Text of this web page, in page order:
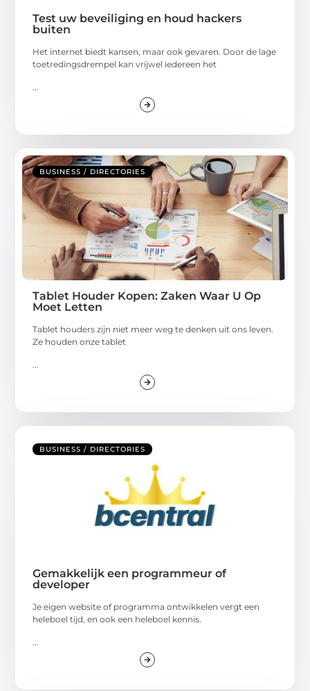
Test uw beveiliging en houd hackers
buiten
Het internet biedt kansen, maar ook gevaren. Door de lage
toetredingsdrempel kan vrijwel iedereen het
BUSINESS / DIRECTORIES
Tablet Houder Kopen: Zaken Waar U Op
Moet Letten
Tablet houders zijn niet meer weg te denken uit ons leven.
Ze houden onze tablet
BUSINESS / DIRECTORIES
Gemakkelijk een programmeur of
developer
Je eigen website of programma ontwikkelen vergt een
heleboel tijd, en ook een heleboel kennis.